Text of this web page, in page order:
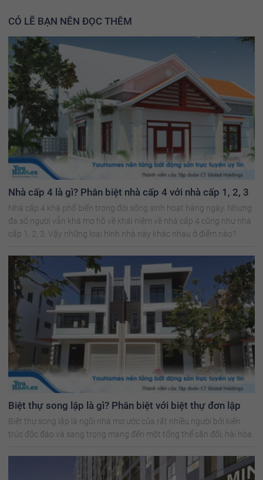
CÓ LẼ BẠN NÊN ĐỌC THÊM
Nhà cấp 4 là gì? Phân biệt nhà cấp 4 với nhà cấp 1, 2, 3
Nhà cấp 4 khá phổ biến trong đời sống sinh hoạt hàng ngày. Nhưng
đa số người vẫn khá mơ hồ về khái niệm về nhà cấp 4 cũng như nhà
cấp 1, 2, 3. Vậy những loại hình nhà này khác nhau ở điểm nào?
Biệt thự song lập là gì? Phân biệt với biệt thự đơn lập
Biệt thự song lập là ngôi nhà mơ ước của rất nhiều người bởi kiến
trúc độc đáo và sang trọng mang đến một tổng thể cân đối, hài hòa.